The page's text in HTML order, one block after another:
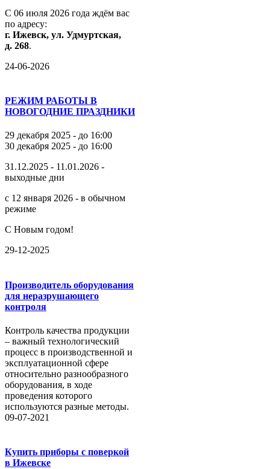
С 06 июля 2026 года ждём вас
по адресу:
г. Ижевск, ул. Удмуртская,
д. 268.
24-06-2026
РЕЖИМ РАБОТЫ В
НОВОГОДНИЕ ПРАЗДНИКИ
29 декабря 2025 - до 16:00
30 декабря 2025 - до 16:00
31.12.2025 - 11.01.2026 -
выходные дни
с 12 января 2026 - в обычном
режиме
С Новым годом!
29-12-2025
Производитель оборудования
для неразрушающего
контроля
Контроль качества продукции
– важный технологический
процесс в производственной и
эксплуатационной сфере
относительно разнообразного
оборудования, в ходе
проведения которого
используются разные методы.
09-07-2021
Купить приборы с поверкой
в Ижевске